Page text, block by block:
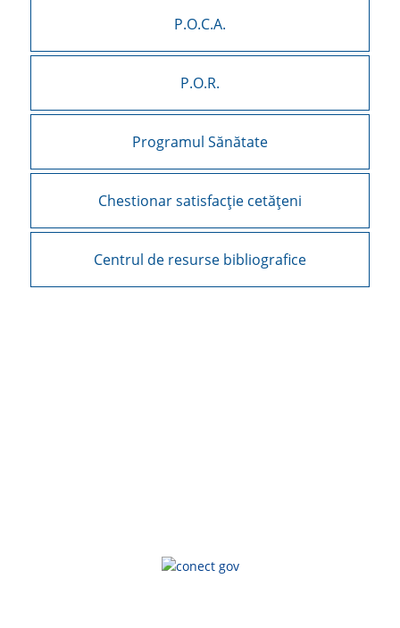
P.O.C.A.
P.O.R.
Programul Sănătate
Chestionar satisfacție cetățeni
Centrul de resurse bibliografice